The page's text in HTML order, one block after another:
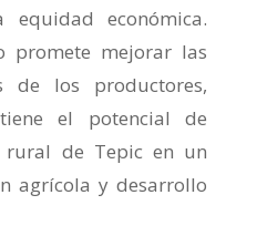
económica.
promete mejorar las
de los productores,
el potencial de
de Tepic en un
agrícola y desarrollo